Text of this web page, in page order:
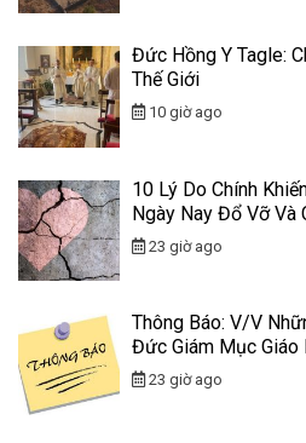
Đức Hồng Y Tagle:
Thế Giới
10 giờ ago
10 Lý Do Chính
Ngày Nay Đổ Vỡ Và
23 giờ ago
Thông Báo: V/v
Đức Giám Mục Giáo
23 giờ ago